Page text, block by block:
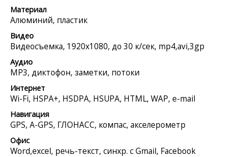
Материал
Алюминий, пластик
Видео
Видеосъемка, 1920x1080, до 30 к/сек, mp4,avi,3gp
Аудио
MP3, диктофон, заметки, потоки
Интернет
Wi-Fi, HSPA+, HSDPA, HSUPA, HTML, WAP, e-mail
Навигация
GPS, A-GPS, ГЛОНАСС, компас, акселерометр
Офис
Word,excel, речь-текст, синхр. с Gmail, Facebook